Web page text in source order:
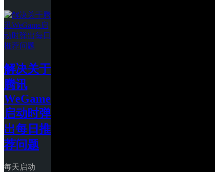
解决关于
腾讯
WeGame
启动时弹
出每日推
荐问题
每天启动